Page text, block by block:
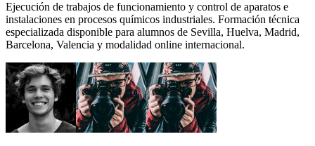
Ejecución de trabajos de funcionamiento y control de aparatos e
instalaciones en procesos químicos industriales. Formación técnica
especializada disponible para alumnos de Sevilla, Huelva, Madrid,
Barcelona, Valencia y modalidad online internacional.